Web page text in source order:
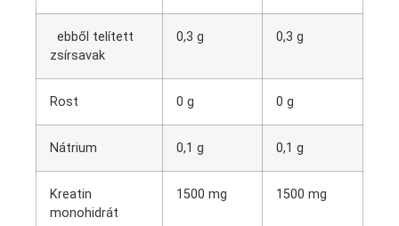
ebből telített
zsírsavak
0,3 g 0,3 g
Rost 0 g 0 g
Nátrium 0,1 g 0,1 g
Kreatin
monohidrát
1500 mg 1500 mg